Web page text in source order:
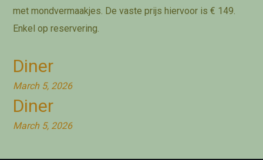
met mondvermaakjes. De vaste prijs hiervoor is € 149.
Enkel op reservering.
Diner
March 5, 2026
Diner
March 5, 2026